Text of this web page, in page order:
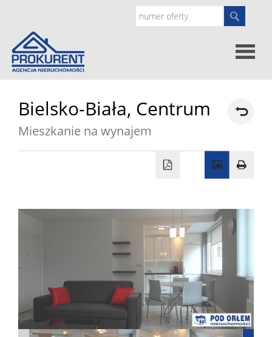
główna
prawne
O
ofertę
Bielsko-Biała, Centrum
Mieszkanie na wynajem